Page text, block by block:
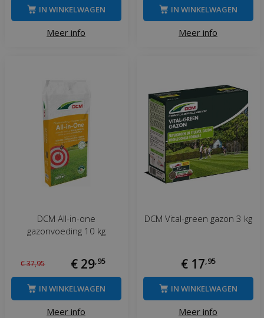
Meer info
IN WINKELWAGEN
Meer info
IN WINKELWAGEN
DCM All-in-one
gazonvoeding 10 kg
€37,95 € 29,95
Meer info
IN WINKELWAGEN
DCM Vital-green gazon 3 kg
€ 17,95
Meer info
IN WINKELWAGEN